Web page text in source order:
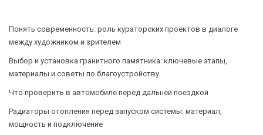
Понять современность: роль кураторских проектов в диалоге
между художником и зрителем
Выбор и установка гранитного памятника: ключевые этапы,
материалы и советы по благоустройству
Что проверить в автомобиле перед дальней поездкой
Радиаторы отопления перед запуском системы: материал,
мощность и подключение